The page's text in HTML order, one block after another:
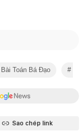
Toán Bá Đạo
Sao chép link